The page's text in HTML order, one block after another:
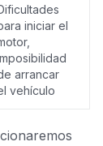
iniciar el
arrancar
vehículo